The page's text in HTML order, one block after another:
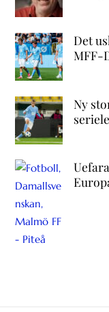
Det
MFF-
Ny